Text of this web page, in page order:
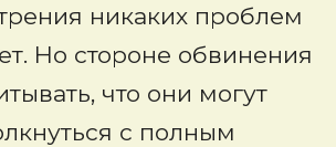
никаких проблем
Но стороне обвинения
что они могут
с полным